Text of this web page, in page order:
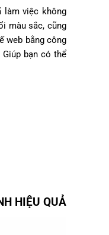
làm việc không
màu sắc, cũng
web bằng công
bạn có thể
HIỆU QUẢ